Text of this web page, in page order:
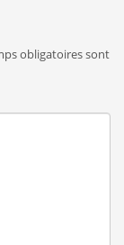
obligatoires sont